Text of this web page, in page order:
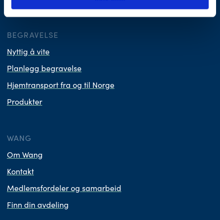
BEGRAVELSE
Nyttig å vite
Planlegg begravelse
Hjemtransport fra og til Norge
Produkter
WANG
Om Wang
Kontakt
Medlemsfordeler og samarbeid
Finn din avdeling